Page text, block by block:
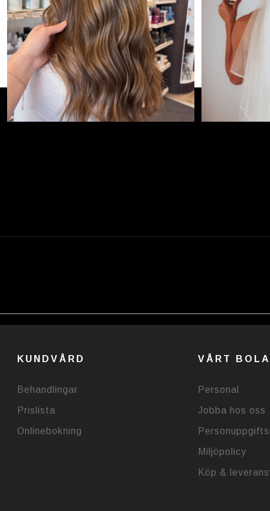
KUNDVÅRD
Behandlingar
Prislista
Onlinebokning
VÅRT
Personal
Jobba hos oss
Miljöpolicy
Köp &